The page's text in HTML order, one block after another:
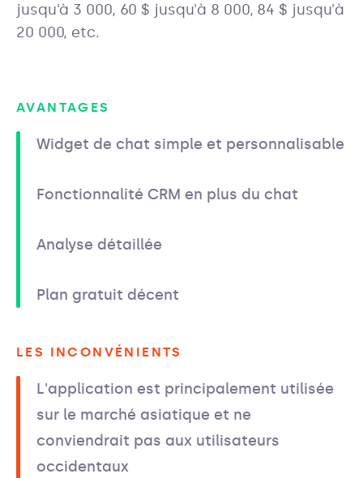
jusqu'à 3 000, 60 $ jusqu'à 8 000, 84 $ jusqu'à
20 000, etc.
AVANTAGES
Widget de chat simple et personnalisable
Fonctionnalité CRM en plus du chat
Analyse détaillée
Plan gratuit décent
LES INCONVÉNIENTS
L'application est principalement utilisée
sur le marché asiatique et ne
conviendrait pas aux utilisateurs
occidentaux